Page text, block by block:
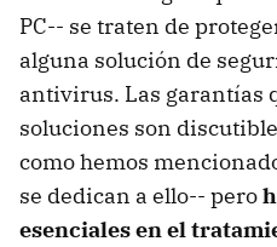
PC-- se traten de
alguna solución de
antivirus. Las garantías
soluciones son
como hemos
se dedican a ello-- pero
esenciales en el